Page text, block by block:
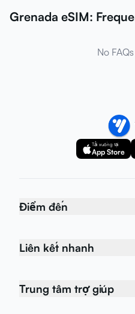
Grenada eSIM:
No
Tải xuống tại
App Store
Điểm đến
Liên kết nhanh
Trung tâm trợ giúp